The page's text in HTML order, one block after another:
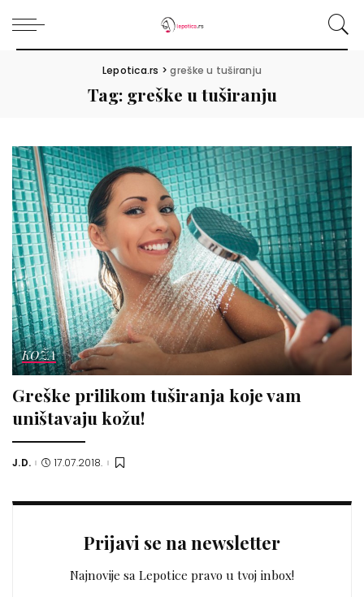
Lepotica.rs >greške u tuširanju
Tag: greške u tuširanju
KOŽA
Greške prilikom tuširanja koje vam
uništavaju kožu!
Posted
J.D. 17.07.2018.
Prijavi se na newsletter
Najnovije sa Lepotice pravo u tvoj inbox!